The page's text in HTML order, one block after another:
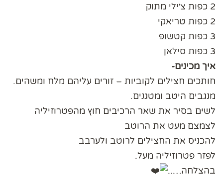
2 כפות צ׳ילי מתוק
2 כפות טריאקי
3 כפות קטשופ
3 כפות סילאן
איך מכינים-
חותכים חצילים לקוביות – זורים עליהם מלח ומשהים.
מנגבים היטב ומטגנים.
לשים בסיר את שאר הרכיבים חוץ מהפטרוזיליה
לצמצם מעט את הרוטב
להכניס את החצילים לרוטב ולערבב
לפזר פטרוזיליה מעל.
בהצלחה…..